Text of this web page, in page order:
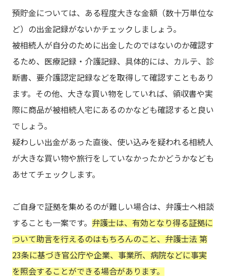
預貯金については、ある程度大きな金額（数十万単位な
ど）の出金記録がないかチェックしましょう。
被相続人が自分のために出金したのではないのか確認す
るため、医療記録・介護記録、具体的には、カルテ、診
断書、要介護認定記録などを取得して確認すこともあり
ます。その他、大きな買い物をしていれば、領収書や実
際に商品が被相続人宅にあるのかなども確認すると良い
でしょう。
疑わしい出金があった直後、使い込みを疑われる相続人
が大きな買い物や旅行をしていなかったかどうかなども
あせてチェックします。
ご自身で証拠を集めるのが難しい場合は、弁護士へ相談
することも一案です。 弁護士は、有効となり得る証拠に
ついて助言を行えるのはもちろんのこと、弁護士法 第
23条に基づき官公庁や企業、事業所、病院などに事実
を照会することができる場合があります。